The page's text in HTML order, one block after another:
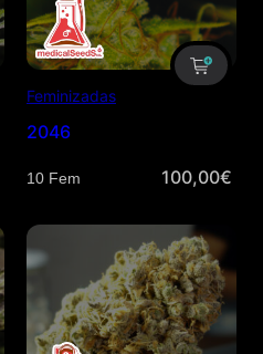
Feminizadas
2046
Cantidad 100,00€